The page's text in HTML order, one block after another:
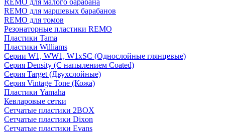
REMO для малого барабана
REMO для маршевых барабанов
REMO для томов
Резонаторные пластики REMO
Пластики Tama
Пластики Williams
Серии W1, WW1, W1xSC (Однослойные глянцевые)
Серия Density (C напылением Coated)
Серия Target (Двухслойные)
Серия Vintage Tone (Кожа)
Пластики Yamaha
Кевларовые сетки
Сетчатые пластики 2BOX
Сетчатые пластики Dixon
Сетчатые пластики Evans